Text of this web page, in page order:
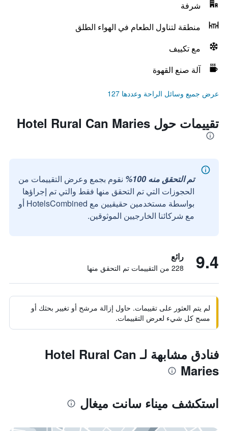
شرفة
منطقة لتناول الطعام في الهواء الطلق
مع تكييف
آلة صنع القهوة
عرض جميع وسائل الراحة وعددها 127
تقييمات حول Hotel Rural Can Maries
تم التحقق منه 100%
نقوم بجمع وعرض التقييمات من
الحجوزات التي تم التحقق منها فقط والتي تم إجراؤها
بواسطة مستخدمين حقيقيين مع HotelsCombined أو
مع شركائنا الخارجيين الموثوقين.
9.4 رائع
228 من التقييمات تم التحقق منها
لم يتم العثور على تقييمات. حاول إزالة مرشح أو تغيير بحثك أو
مسح كل شيء لعرض التقييمات.
فنادق مشابهة لـ Hotel Rural Can
Maries
استكشف ميناء سانت ميغال